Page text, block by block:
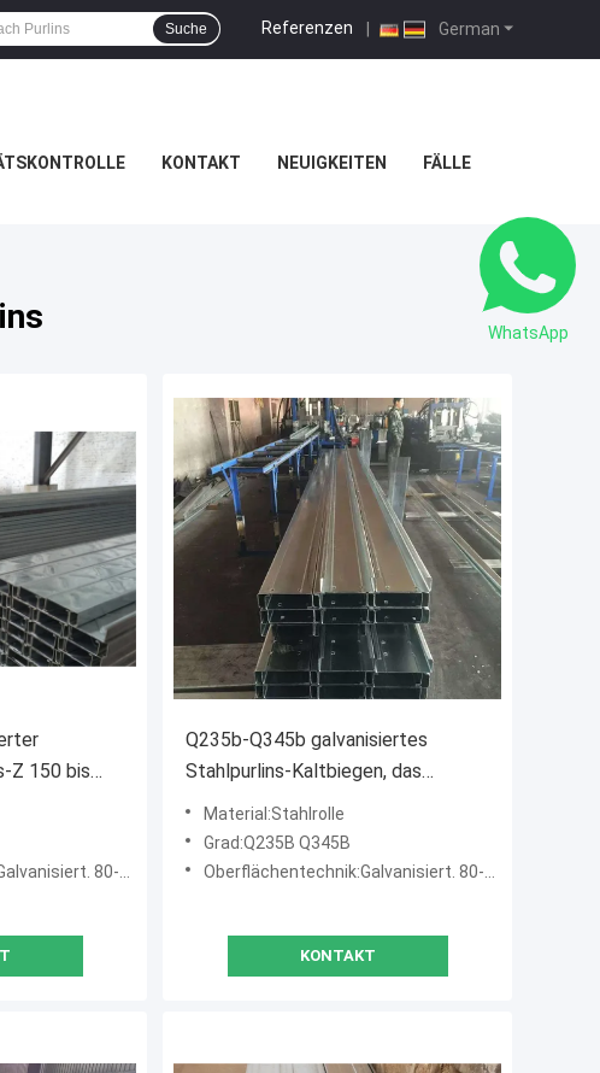
German
Referenzen |
Suche
KONTAKT NEUIGKEITEN FÄLLE
Z 150 bis
80-275g/m2
Q235b-Q345b galvanisiertes
Stahlpurlins-Kaltbiegen, das
Stahlkanal sperrt
Material:Stahlrolle
Grad:Q235B Q345B
Oberflächentechnik:Galvanisiert. 80-275g/m2
KONTAKT
WhatsApp